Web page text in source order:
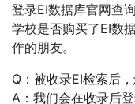
登录EI数据库官网查
学校是否购买了EI数
作的朋友。
Q：被收录EI检索后
A：我们会在收录后